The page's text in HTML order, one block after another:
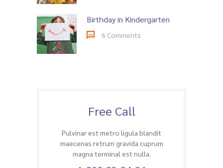
Birthday in Kindergarten
6 Comments
Free Call
Pulvinar est metro ligula blandit
maecenas retrum gravida cuprum
magna terminal est nulla.